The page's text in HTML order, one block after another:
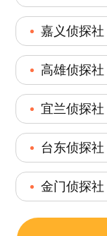
嘉义侦探社
高雄侦探社
宜兰侦探社
台东侦探社
金门侦探社